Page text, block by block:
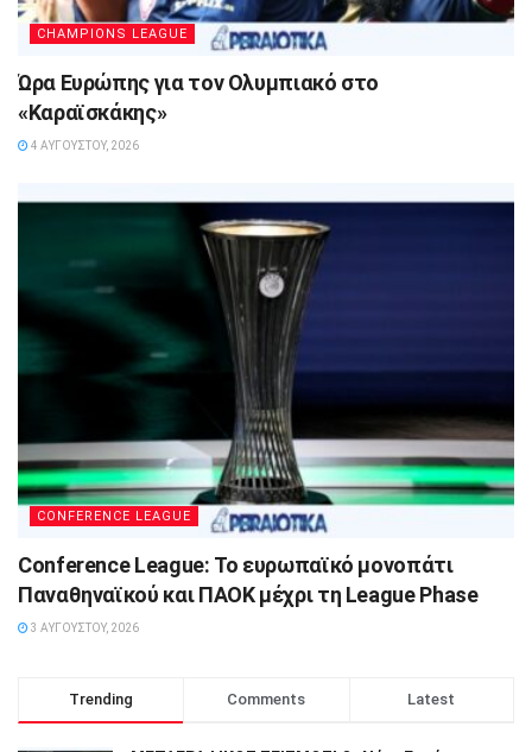
CHAMPIONS LEAGUE
Ώρα Ευρώπης για τον Ολυμπιακό στο
«Καραϊσκάκης»
4 ΑΥΓΟΎΣΤΟΥ, 2026
CONFERENCE LEAGUE
Conference League: Το ευρωπαϊκό μονοπάτι
Παναθηναϊκού και ΠΑΟΚ μέχρι τη League Phase
3 ΑΥΓΟΎΣΤΟΥ, 2026
Trending Comments Latest